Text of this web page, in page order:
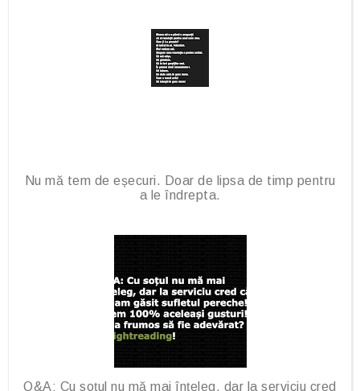
Nu mă tem de eșecuri. Doar de lipsa de timp pentru
a le îndrepta.
Q&A: Cu soțul nu mă mai înțeleg, dar la serviciu cred